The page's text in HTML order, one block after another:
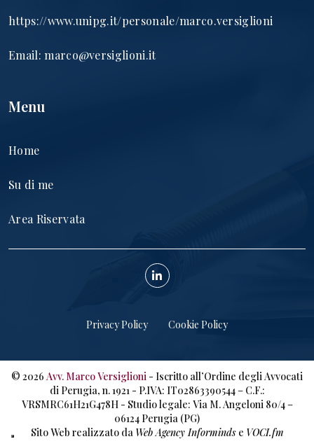
https://www.unipg.it/personale/marco.versiglioni
Email:marco@versiglioni.it
Menu
Home
Su di me
Area Riservata
Privacy Policy Cookie Policy
© 2026 Avv. Marco Versiglioni - Iscritto all’Ordine degli Avvocati
di Perugia, n. 1921 - P.IVA: IT02863390544 – C.F.:
VRSMRC61H21G478H - Studio legale: Via M. Angeloni 80/4 –
06124 Perugia (PG)
Sito Web realizzato da Web Agency Informindse VOCI.fm